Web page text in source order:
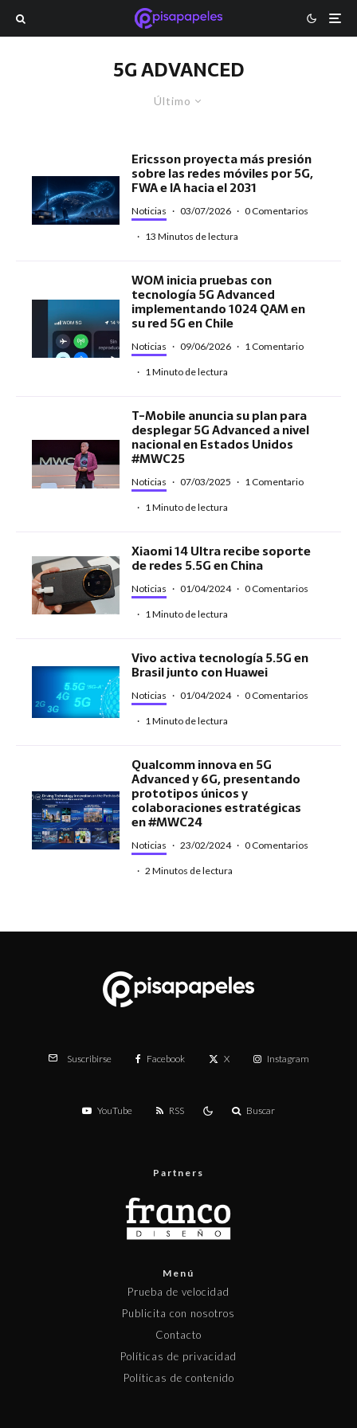
5G ADVANCED
Último
Ericsson proyecta más presión
sobre las redes móviles por 5G,
FWA e IA hacia el 2031
Noticias · 03/07/2026 · 0 Comentarios
· 13 Minutos de lectura
WOM inicia pruebas con
tecnología 5G Advanced
implementando 1024 QAM en
su red 5G en Chile
Noticias · 09/06/2026 · 1 Comentario
· 1 Minuto de lectura
T-Mobile anuncia su plan para
desplegar 5G Advanced a nivel
nacional en Estados Unidos
#MWC25
Noticias · 07/03/2025 · 1 Comentario
· 1 Minuto de lectura
Xiaomi 14 Ultra recibe soporte
de redes 5.5G en China
Noticias · 01/04/2024 · 0 Comentarios
· 1 Minuto de lectura
Vivo activa tecnología 5.5G en
Brasil junto con Huawei
Noticias · 01/04/2024 · 0 Comentarios
· 1 Minuto de lectura
Qualcomm innova en 5G
Advanced y 6G, presentando
prototipos únicos y
colaboraciones estratégicas
en #MWC24
Noticias · 23/02/2024 · 0 Comentarios
· 2 Minutos de lectura
Suscribirse Facebook X Instagram
YouTube RSS Buscar
Partners
Menú
Prueba de velocidad
Publicita con nosotros
Contacto
Políticas de privacidad
Políticas de contenido